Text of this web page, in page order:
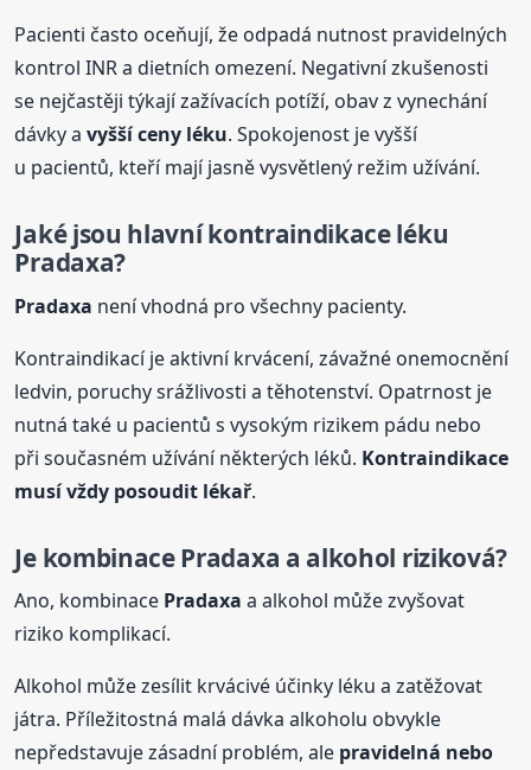
Pacienti často oceňují, že odpadá nutnost pravidelných
kontrol INR a dietních omezení. Negativní zkušenosti
se nejčastěji týkají zažívacích potíží, obav z vynechání
dávky avyšší ceny léku. Spokojenost je vyšší
u pacientů, kteří mají jasně vysvětlený režim užívání.
Jaké jsou hlavní kontraindikace léku
Pradaxa?
Pradaxa není vhodná pro všechny pacienty.
Kontraindikací je aktivní krvácení, závažné onemocnění
ledvin, poruchy srážlivosti a těhotenství. Opatrnost je
nutná také u pacientů s vysokým rizikem pádu nebo
při současném užívání některých léků. Kontraindikace
musí vždy posoudit lékař.
Je kombinacePradaxa a alkohol riziková?
Ano, kombinace Pradaxa a alkohol může zvyšovat
riziko komplikací.
Alkohol může zesílit krvácivé účinky léku a zatěžovat
játra. Příležitostná malá dávka alkoholu obvykle
nepředstavuje zásadní problém, ale pravidelná nebo